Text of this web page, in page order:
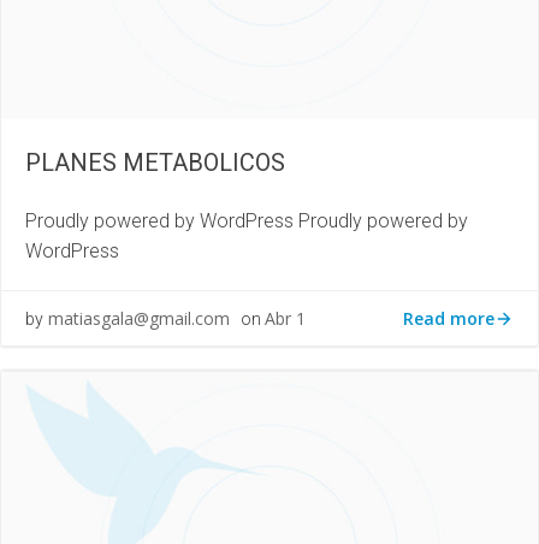
PLANES METABOLICOS
Proudly powered by WordPress Proudly powered by
WordPress
by matiasgala@gmail.com on Abr 1 Read more